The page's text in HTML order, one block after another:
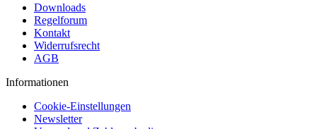
Downloads
Regelforum
Kontakt
Widerrufsrecht
AGB
Informationen
Cookie-Einstellungen
Newsletter